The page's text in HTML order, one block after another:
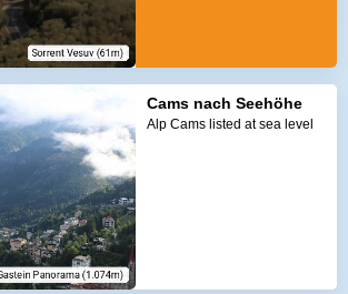
Cams nach Seehöhe
Alp Cams listed at sea level